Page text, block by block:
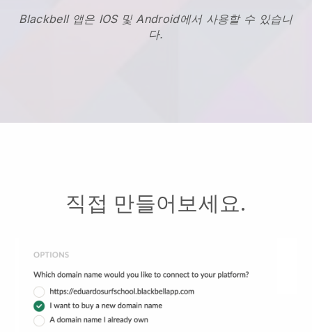
Blackbell 앱은 IOS 및 Android에서 사용할 수 있습니
다.
직접 만들어보세요.